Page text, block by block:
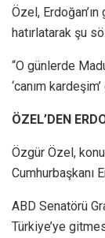
Özel,
hatırlatarak şu
“O günlerde
‘canım
ÖZEL’DEN
Özgür Özel,
Cumhurbaşkanı
ABD Senatörü
Türkiye’ye